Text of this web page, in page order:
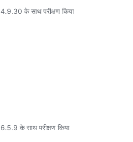
4.9.30 के साथ परीक्षण किया
6.5.9 के साथ परीक्षण किया